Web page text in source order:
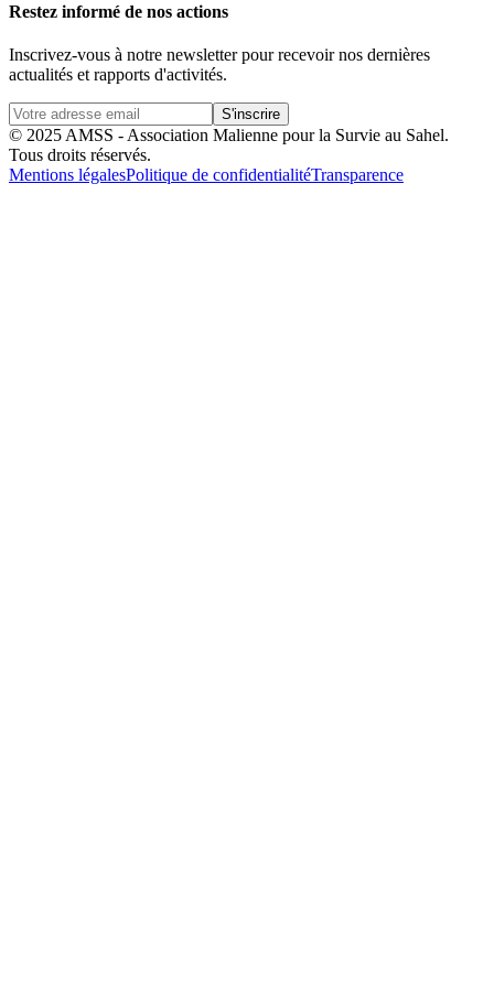
Restez informé de nos actions
Inscrivez-vous à notre newsletter pour recevoir nos dernières
actualités et rapports d'activités.
S'inscrire
© 2025 AMSS - Association Malienne pour la Survie au Sahel.
Tous droits réservés.
Mentions légalesPolitique de confidentialitéTransparence